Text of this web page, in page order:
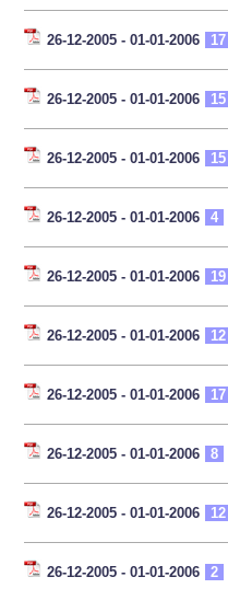
26-12-2005 - 01-01-2006 17
26-12-2005 - 01-01-2006 15
26-12-2005 - 01-01-2006 15
26-12-2005 - 01-01-2006 4
26-12-2005 - 01-01-2006 19
26-12-2005 - 01-01-2006 12
26-12-2005 - 01-01-2006 17
26-12-2005 - 01-01-2006 8
26-12-2005 - 01-01-2006 12
26-12-2005 - 01-01-2006 2